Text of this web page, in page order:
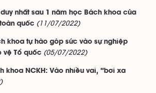
duy nhất sau 1 năm học Bách khoa của
quốc (11/07/2022)
khoa tự hào góp sức vào sự nghiệp
vệ Tổ quốc (05/07/2022)
khoa NCKH: Vào nhiều vai, “bơi xa